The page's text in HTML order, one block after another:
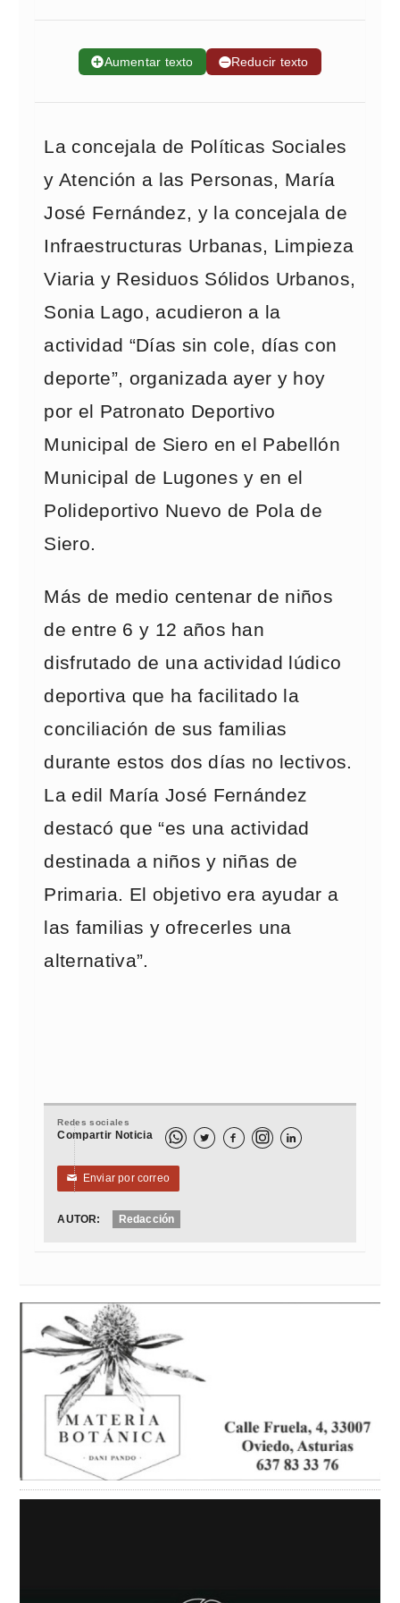
➕Aumentar texto ➖Reducir texto
La concejala de Políticas Sociales
y Atención a las Personas, María
José Fernández, y la concejala de
Infraestructuras Urbanas, Limpieza
Viaria y Residuos Sólidos Urbanos,
Sonia Lago, acudieron a la
actividad “Días sin cole, días con
deporte”, organizada ayer y hoy
por el Patronato Deportivo
Municipal de Siero en el Pabellón
Municipal de Lugones y en el
Polideportivo Nuevo de Pola de
Siero.
Más de medio centenar de niños
de entre 6 y 12 años han
disfrutado de una actividad lúdico
deportiva que ha facilitado la
conciliación de sus familias
durante estos dos días no lectivos.
La edil María José Fernández
destacó que “es una actividad
destinada a niños y niñas de
Primaria. El objetivo era ayudar a
las familias y ofrecerles una
alternativa”.
Redes sociales
Compartir Noticia   
✉ Enviar por correo
AUTOR: Redacción